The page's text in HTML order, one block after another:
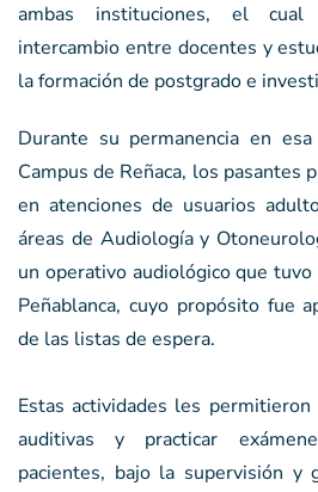
ambas instituciones, el
intercambio entre docentes y
la formación de postgrado e
Durante su permanencia en
Campus de Reñaca, los pasantes
en atenciones de usuarios
áreas de Audiología y
un operativo audiológico que
Peñablanca, cuyo propósito fue
de las listas de espera.
Estas actividades les
auditivas y practicar
pacientes, bajo la supervisión y